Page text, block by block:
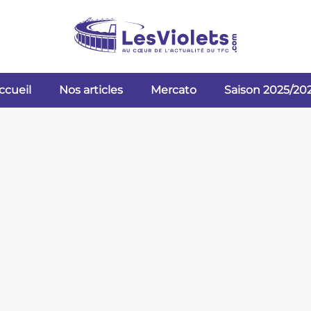
Nos articles Mercato Saison 2025/